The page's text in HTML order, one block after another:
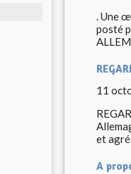
. Une
posté
11
et
A